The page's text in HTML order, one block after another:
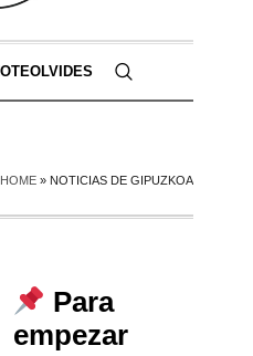
HOME » NOTICIAS DE GIPUZKOA
Para
empezar